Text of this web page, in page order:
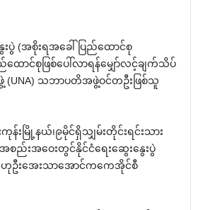
ပွဲ (အစိုးရအ‌ခေါ်ပြည်‌ထောင်စု
ာင်စုဖြစ်‌ပေါ်လာရန်‌မျှော်လင့်ချက်သိပ်
(UNA) သဘာပတိအဖွဲ့ဝင်တဦးဖြစ်သူ
မြို့နယ်၊၉မိုင်ရှိသျှမ်းတိုင်းရင်းသား
စည်းအ‌ဝေးတွင်နိုင်ငံ‌ရေး‌ဆွေး‌နွေးပွဲ
ဟုဦး‌အေးသာ‌အောင်က‌ကေအိုင်စီ